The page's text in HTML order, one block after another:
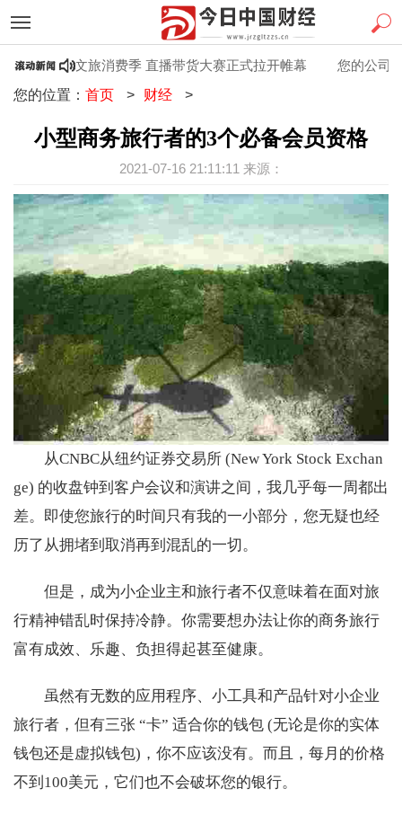
县百日”文旅消费季 直播带货大赛正式拉开帷幕
您的公司在
您的位置： 首页 > 财经 >
小型商务旅行者的3个必备会员资格
2021-07-16 21:11:11 来源：
从CNBC从纽约证券交易所 (New York Stock Exchan
ge) 的收盘钟到客户会议和演讲之间，我几乎每一周都出
差。即使您旅行的时间只有我的一小部分，您无疑也经
历了从拥堵到取消再到混乱的一切。
但是，成为小企业主和旅行者不仅意味着在面对旅
行精神错乱时保持冷静。你需要想办法让你的商务旅行
富有成效、乐趣、负担得起甚至健康。
虽然有无数的应用程序、小工具和产品针对小企业
旅行者，但有三张 “卡” 适合你的钱包 (无论是你的实体
钱包还是虚拟钱包)，你不应该没有。而且，每月的价格
不到100美元，它们也不会破坏您的银行。